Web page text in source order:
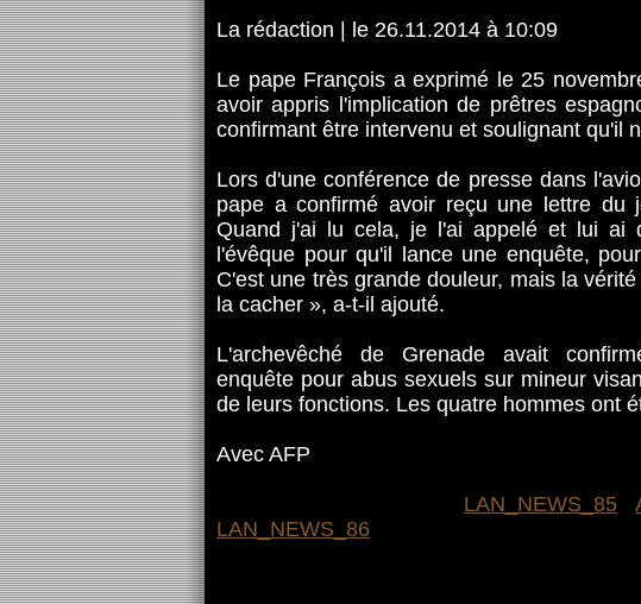
La rédaction | le 26.11.2014 à 10:09
Le pape François a exprimé le 25
avoir appris l'implication de prêtres
confirmant être intervenu et soulignant qu'il
Lors d'une conférence de presse dans
pape a confirmé avoir reçu une lettre du
Quand j'ai lu cela, je l'ai appelé et lui ai
l'évêque pour qu'il lance une enquête,
C'est une très grande douleur, mais la
la cacher », a-t-il ajouté.
L'archevêché de Grenade avait
enquête pour abus sexuels sur mineur
de leurs fonctions. Les quatre hommes ont
Avec AFP
LAN_NEWS_85
LAN_NEWS_86